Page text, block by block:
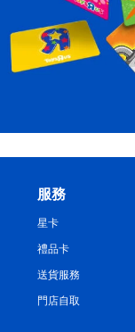
服務
星卡
禮品卡
送貨服務
門店自取